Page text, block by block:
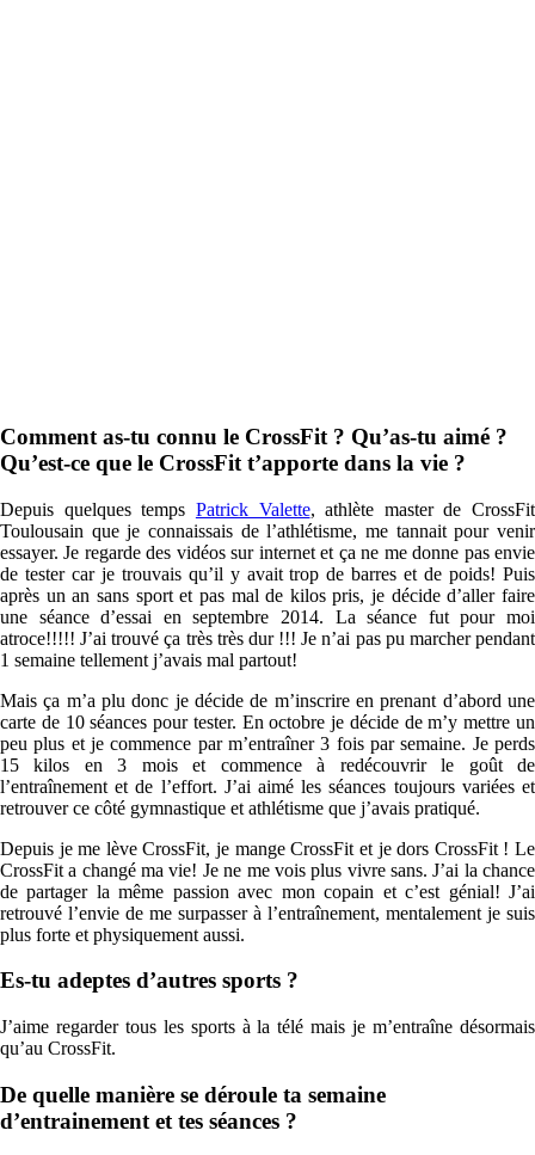
Comment as-tu connu le CrossFit ? Qu’as-tu aimé ?
Qu’est-ce que le CrossFit t’apporte dans la vie ?
Depuis quelques temps Patrick Valette, athlète master de CrossFit
Toulousain que je connaissais de l’athlétisme, me tannait pour venir
essayer. Je regarde des vidéos sur internet et ça ne me donne pas envie
de tester car je trouvais qu’il y avait trop de barres et de poids! Puis
après un an sans sport et pas mal de kilos pris, je décide d’aller faire
une séance d’essai en septembre 2014. La séance fut pour moi
atroce!!!!! J’ai trouvé ça très très dur !!! Je n’ai pas pu marcher pendant
1 semaine tellement j’avais mal partout!
Mais ça m’a plu donc je décide de m’inscrire en prenant d’abord une
carte de 10 séances pour tester. En octobre je décide de m’y mettre un
peu plus et je commence par m’entraîner 3 fois par semaine. Je perds
15 kilos en 3 mois et commence à redécouvrir le goût de
l’entraînement et de l’effort. J’ai aimé les séances toujours variées et
retrouver ce côté gymnastique et athlétisme que j’avais pratiqué.
Depuis je me lève CrossFit, je mange CrossFit et je dors CrossFit ! Le
CrossFit a changé ma vie! Je ne me vois plus vivre sans. J’ai la chance
de partager la même passion avec mon copain et c’est génial! J’ai
retrouvé l’envie de me surpasser à l’entraînement, mentalement je suis
plus forte et physiquement aussi.
Es-tu adeptes d’autres sports ?
J’aime regarder tous les sports à la télé mais je m’entraîne désormais
qu’au CrossFit.
De quelle manière se déroule ta semaine
d’entrainement et tes séances ?